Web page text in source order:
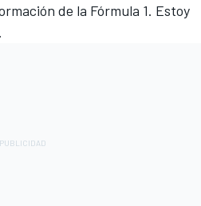
de la Fórmula 1. Estoy